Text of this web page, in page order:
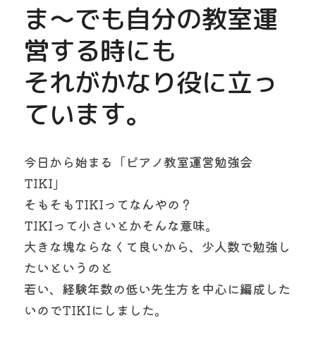
ま〜でも自分の教室運
営する時にも
それがかなり役に立っ
ています。
今日から始まる「ピアノ教室運営勉強会
TIKI」
そもそもTIKIってなんやの？
TIKIって小さいとかそんな意味。
大きな塊ならなくて良いから、少人数で勉強し
たいというのと
若い、経験年数の低い先生方を中心に編成した
いのでTIKIにしました。